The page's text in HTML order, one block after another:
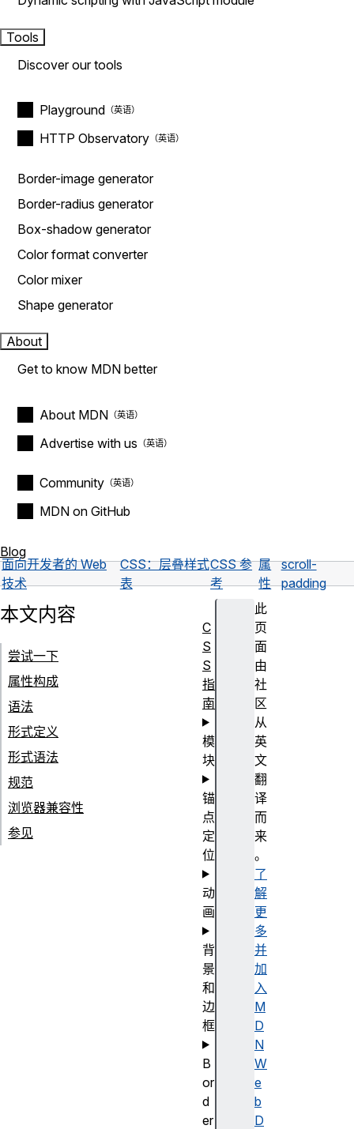
Tools
Discover our tools
Playground
HTTP Observatory
Border-image generator
Border-radius generator
Box-shadow generator
Color format converter
Color mixer
Shape generator
About
Get to know MDN better
About MDN
Advertise with us
Community
MDN on GitHub
Blog
面向开发者的 Web
技术
CSS：层叠样式
表
CSS 参
考
属
性
scroll-
padding
此
页
面
由
社
区
从
英
文
翻
译
而
来
。
了
解
更
多
并
加
入
M
D
N
W
e
b
D
本文内容
尝试一下
属性构成
语法
形式定义
形式语法
规范
浏览器兼容性
参见
C
S
S
指
南
模
块
锚
点
定
位
动
画
背
景
和
边
框
B
or
d
er